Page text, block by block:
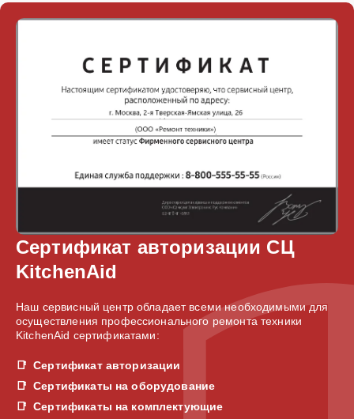
Сертификат авторизации СЦ
KitchenAid
Наш сервисный центр обладает всеми необходимыми для
осуществления профессионального ремонта техники
KitchenAid сертификатами:
Сертификат авторизации
Сертификаты на оборудование
Сертификаты на комплектующие